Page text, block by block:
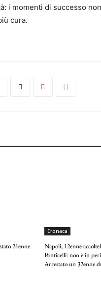
i momenti di successo
cura.
21enne
Cronaca
Napoli, 12enne
Ponticelli: non è in
Arrestato un 32enne